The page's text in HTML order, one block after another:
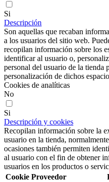
Si
Descripción
Son aquellas que recaban
a los usuarios del sitio web.
recopilan información sobre los
identificar al usuario o,
personal del usuario de la tienda
personalización de dichos
Cookies de analíticas
No
Si
Descripción y cookies
Recopilan información sobre la
usuario en la tienda,
ocasiones también permiten
al usuario con el fin de obtener
usuarios en los productos o
Cookie Proveedor